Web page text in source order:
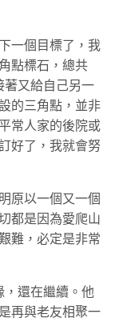
一個目標了，我
點標石，總共
著又給自己另一
的三角點，並非
常人家的後院或
好了，我就會努
原以一個又一個
都是因為愛爬山
難，必定是非常
，還在繼續。他
再與老友相聚一